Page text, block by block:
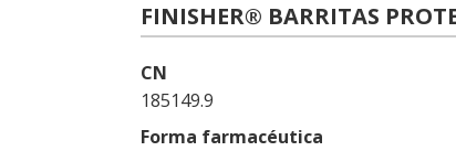
FINISHER® BARRITAS
CN
185149.9
Forma farmacéutica